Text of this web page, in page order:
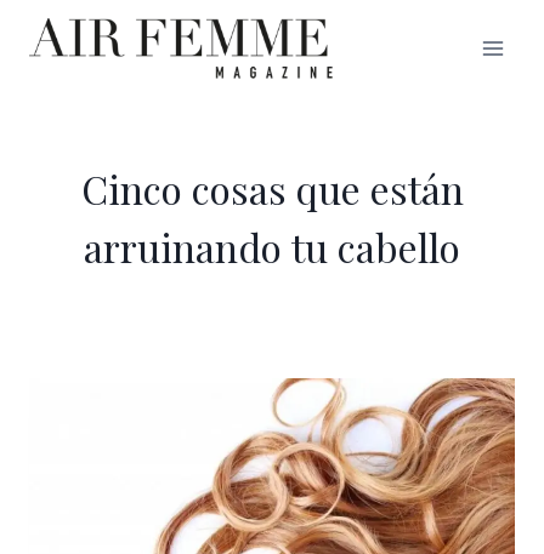
Saltar
Cinco cosas que están
arruinando tu cabello